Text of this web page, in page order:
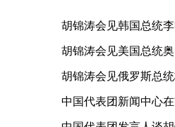
胡锦涛会见韩国总统
胡锦涛会见美国总统
胡锦涛会见俄罗斯总
中国代表团新闻中心